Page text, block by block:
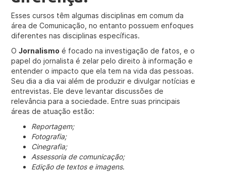
Esses cursos têm algumas disciplinas em comum da
área de Comunicação, no entanto possuem enfoques
diferentes nas disciplinas específicas.
OJornalismo é focado na investigação de fatos, e o
papel do jornalista é zelar pelo direito à informação e
entender o impacto que ela tem na vida das pessoas.
Seu dia a dia vai além de produzir e divulgar notícias e
entrevistas. Ele deve levantar discussões de
relevância para a sociedade. Entre suas principais
áreas de atuação estão:
Reportagem;
Fotografia;
Cinegrafia;
Assessoria de comunicação;
Edição de textos e imagens.